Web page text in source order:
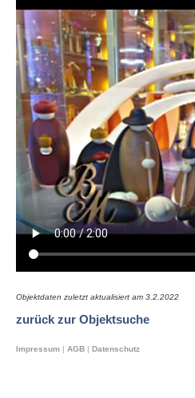
Objektdaten zuletzt aktualisiert am 3.2.2022
zurück zur Objektsuche
Impressum | AGB | Datenschutz